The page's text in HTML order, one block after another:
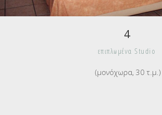
4
επιπλωμένα Studio
(μονόχωρα, 30 τ.μ.)